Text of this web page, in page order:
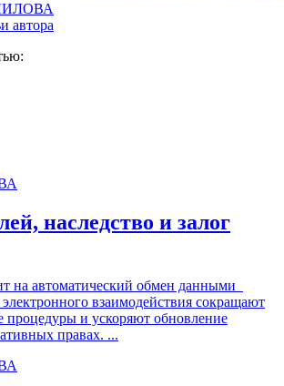
автора
наследство и залог
на автоматический обмен данными
взаимодействия сокращают
процедуры и ускоряют обновление
правах. ...